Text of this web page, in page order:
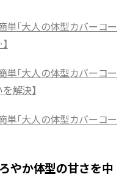
単「大人の体型カバーコー
単「大人の体型カバーコー
解決】
単「大人の体型カバーコー
やか体型の甘さを中